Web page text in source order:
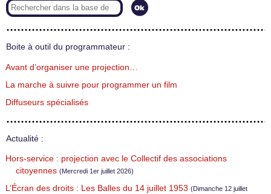
Boite à outil du programmateur :
Avant d’organiser une projection…
La marche à suivre pour programmer un film
Diffuseurs spécialisés
Actualité :
Hors-service : projection avec le Collectif des associations
citoyennes (Mercredi 1er juillet 2026)
L’Écran des droits : Les Balles du 14 juillet 1953 (Dimanche 12 juillet